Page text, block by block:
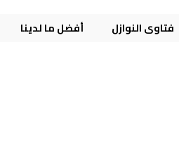
فتاوى النوازل أفضل ما لدينا